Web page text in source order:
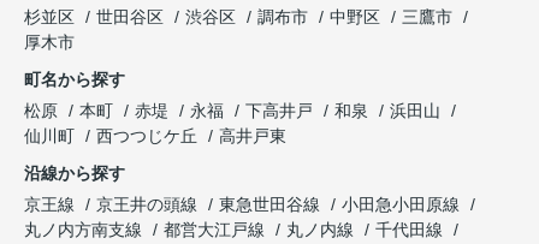
杉並区
世田谷区 渋谷区 調布市 中野区
三鷹市
厚木市
町名から探す
松原
本町 赤堤 永福 下高井戸 和泉
浜田山
仙川町
西つつじケ丘
高井戸東
沿線から探す
京王線
京王井の頭線 東急世田谷線
小田急小田原線
丸ノ内方南支線
都営大江戸線 丸ノ内線
千代田線